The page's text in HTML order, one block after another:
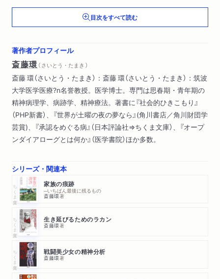
い本」ふたたび／対話はなぜ困難か／対話とコンテクスト ほ
第３章 「世間」と「家族」と「個人」（負け犬は吠えるがエディプ
か
虚像としての「世間」と「家族」―「負け犬」ふたたび／「世間」の機
能／「世間」と「神」 ほか）
第４章 家族の価値観（「働くこと」は「義務」だろうか―就労は
義務ではない／「謝れ職業人」
流動化に抵抗する家族―Ｔ先生の思い出／就労の義務と家族の
自明性 ほか）
第５章 結婚と家族の理不尽（「家族」は遺伝するだろうか―遺
「結婚」は「幸福」の前提か？―結婚という理不尽／結婚＝成熟か
／異性間＝異文化間交流を支援する ほか）
目次をすべて読む
著作者プロフィール
斎藤環 （ さいとう・たまき ）
斎藤 環（さいとう・たまき）：斎藤 環（さいとう・たまき）：筑波
大学医学医療?n名誉教授。医学博士。専門は思春期・青年期の
精神病理学、病跡学、精神療法。著書に『社会的ひきこもり』
（PHP新書）、『世界が土曜の夜の夢なら』(角川書店／角川財団学
芸賞)、『承認をめぐる病』（日本評論社⇒ちくま文庫）、『オープ
ンダイアローグとは何か』（医学書院）ほか多数。
シリーズ・関連本
ちくま文庫 家族の痕跡
─いちばん最後に残るもの
斎藤環著
ちくま文庫 生き延びるためのラカン
斎藤環著
ちくま文庫 戦闘美少女の精神分析
斎藤環著